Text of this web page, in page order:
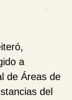
.
a
de Áreas de
del